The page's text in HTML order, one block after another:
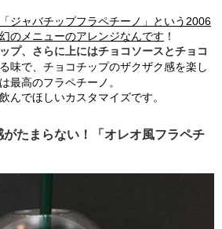
「ジャバチップフラペチーノ」という2006
のメニューのアレンジなんです ！
プ、さらに上にはチョコソースとチョコ
味で、チョコチップのザクザク感を楽し
最高のフラペチーノ。
んでほしいカスタマイズです。
たまらない！「オレオ風フラペチ